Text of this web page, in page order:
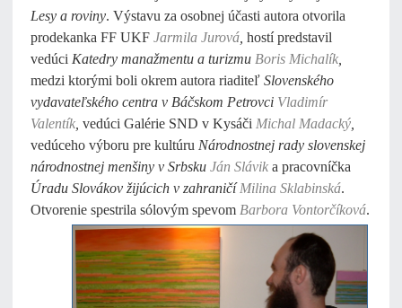
Lesy a roviny. Výstavu za osobnej účasti autora otvorila
prodekanka FF UKF Jarmila Jurová hostí predstavil
vedúci Katedry manažmentu a turizmu Boris Michalík
medzi ktorými boli okrem autora riaditeľ Slovenského
vydavateľského centra v Báčskom Petrovci Vladimír
Valentík vedúci Galérie SND v Kysáči Michal Madacký
vedúceho výboru pre kultúru Národnostnej rady slovenskej
národnostnej menšiny v Srbsku Ján Slávik a pracovníčka
Úradu Slovákov žijúcich v zahraničíMilina Sklabinská.
Otvorenie spestrila sólovým spevom Barbora Vontorčíková.